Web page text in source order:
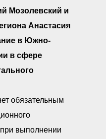
«Сахалинстрой»
Ассоциации,
строительный контроль
● Реестр членов
объединения
● Реестр членов
заказчиков
● Реестр членов
Мозолевский и
Анастасия
в Южно-
в сфере
обязательным
выполнении